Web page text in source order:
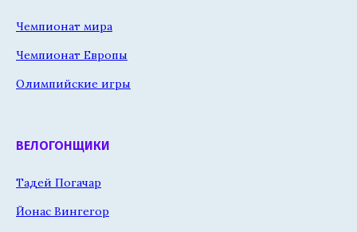
Чемпионат мира
Чемпионат Европы
Олимпийские игры
ВЕЛОГОНЩИКИ
Тадей Погачар
Йонас Вингегор